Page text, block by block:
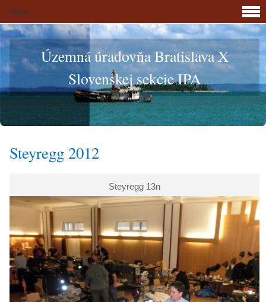
Územná úradovňa Bratislava X
Slovenskej sekcie IPA
Steyregg 2012
Steyregg 13n
Menu